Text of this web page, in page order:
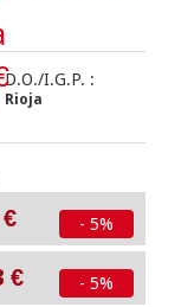
D.O./I.G.P. :
Rioja
€ - 5%
€ - 5%